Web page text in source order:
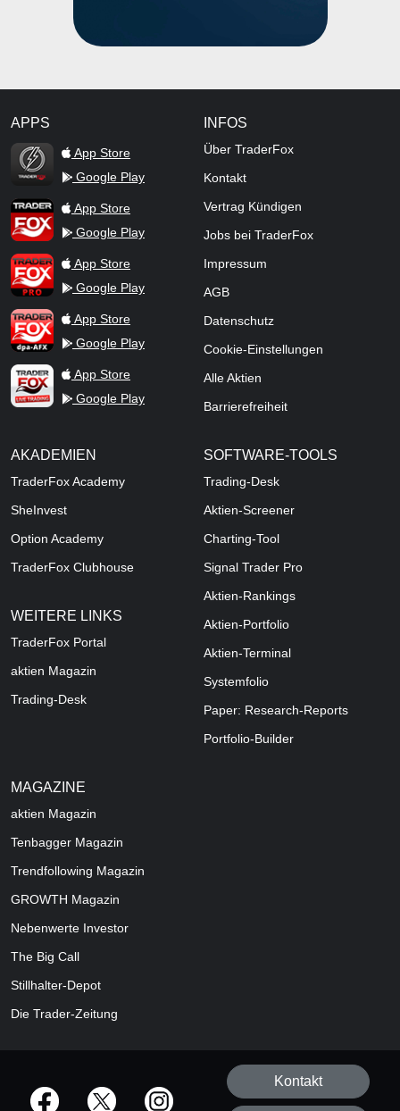
APPS
TraderFox Flash
App Store
Google Play
TraderFox AppApp Store
Google Play
TraderFox ProApp Store
Google Play
TraderFox dpa-AFX ProFeed
App Store
Google Play
TraderFox Live Trading
App Store
Google Play
INFOS
Über TraderFox
Kontakt
Vertrag Kündigen
Jobs bei TraderFox
Impressum
AGB
Datenschutz
Cookie-Einstellungen
Alle Aktien
Barrierefreiheit
AKADEMIEN
TraderFox Academy
SheInvest
Option Academy
TraderFox Clubhouse
WEITERE LINKS
TraderFox Portal
aktien Magazin
Trading-Desk
SOFTWARE-TOOLS
Trading-Desk
Aktien-Screener
Charting-Tool
Signal Trader Pro
Aktien-Rankings
Aktien-Portfolio
Aktien-Terminal
Systemfolio
Paper: Research-Reports
Portfolio-Builder
MAGAZINE
aktien Magazin
Tenbagger Magazin
Trendfollowing Magazin
GROWTH Magazin
Nebenwerte Investor
The Big Call
Stillhalter-Depot
Die Trader-Zeitung
offizielle Social Media-Accounts
Kontakt